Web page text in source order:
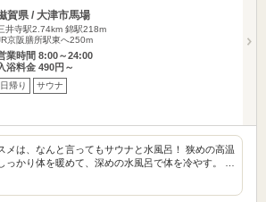
賀県 / 大津市馬場
井寺駅2.74km 錦駅218m
京阪膳所駅東へ250m
業時間 8:00～24:00
浴料金 490円～
日帰り サウナ
メは、なんと言ってもサウナと水風呂！ 狭めの高温
っかり体を暖めて、深めの水風呂で体を冷やす。 …